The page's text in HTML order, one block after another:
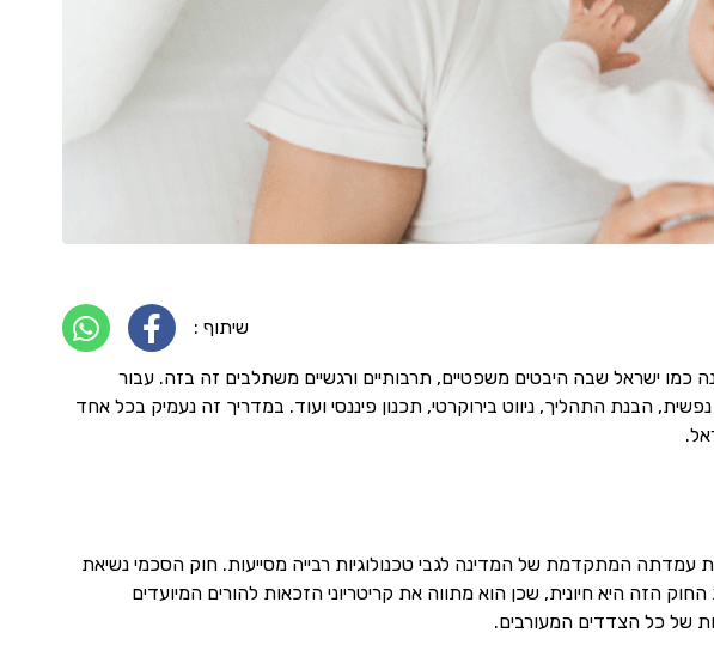
שיתוף :
כמו ישראל שבה היבטים משפטיים, תרבותיים ורגשיים משתלבים זה בזה. עבור
הבנת התהליך, ניווט בירוקרטי, תכנון פיננסי ועוד. במדריך זה נעמיק בכל אחד
המתקדמת של המדינה לגבי טכנולוגיות רבייה מסייעות. חוק הסכמי נשיאת
הבנת החוק הזה היא חיונית, שכן הוא מתווה את קריטריוני הזכאות להורים המיועדים
של כל הצדדים המעורבים.